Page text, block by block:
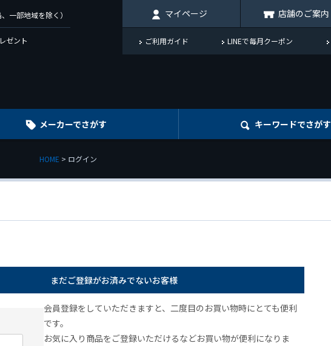
一部地域を除く）
ゼント
マイページ 店舗のご案内
ご利用ガイド LINEで毎月クーポン
メーカーでさがす キーワードでさがす
HOME ログイン
まだご登録がお済みでないお客様
会員登録をしていただきますと、二度目のお買い物時にとても便利
です。
お気に入り商品をご登録いただけるなどお買い物が便利になりま